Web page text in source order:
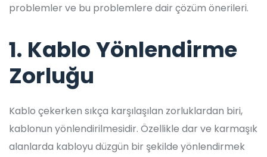
problemler ve bu problemlere dair çözüm önerileri.
1. Kablo Yönlendirme
Zorluğu
Kablo çekerken sıkça karşılaşılan zorluklardan biri,
kablonun yönlendirilmesidir. Özellikle dar ve karmaşık
alanlarda kabloyu düzgün bir şekilde yönlendirmek